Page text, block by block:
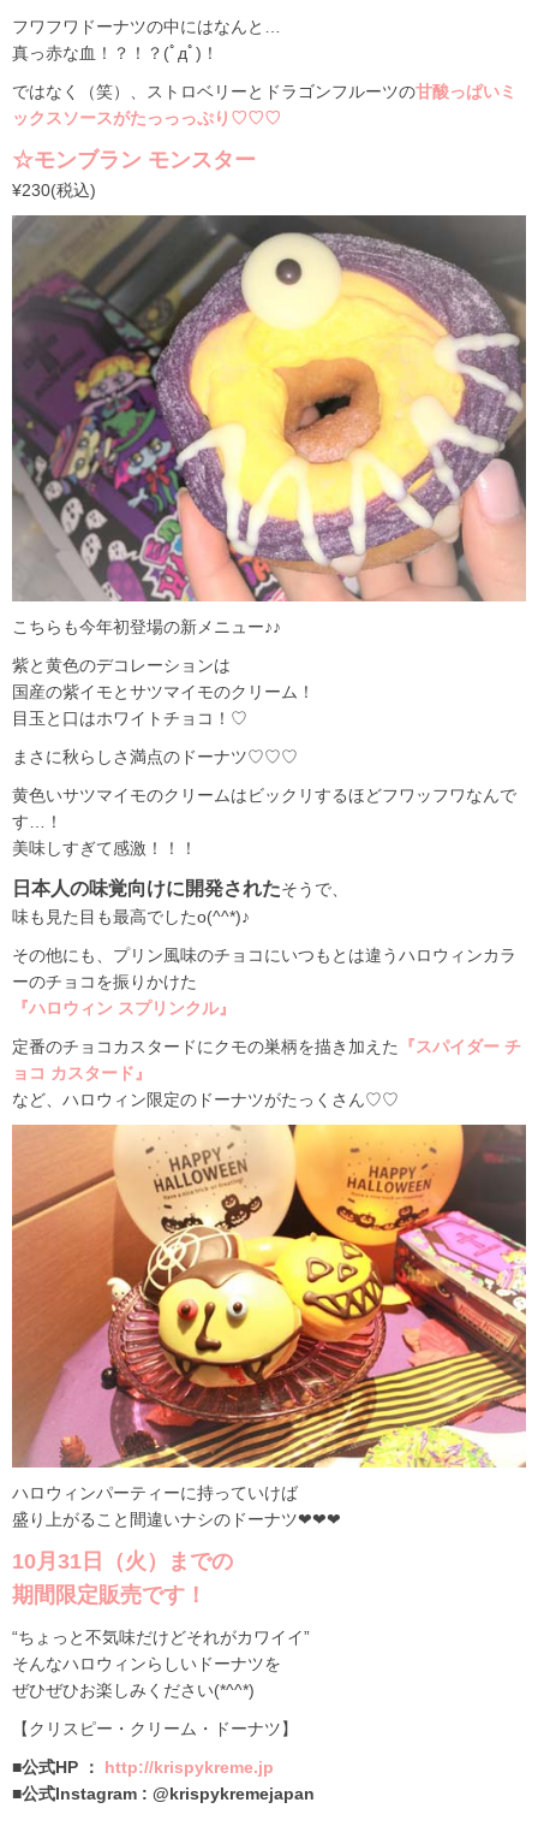
フワフワドーナツの中にはなんと…
真っ赤な血！？！？(ﾟдﾟ)！
ではなく（笑）、ストロベリーとドラゴンフルーツの甘酸っぱいミ
ックスソースがたっっっぷり♡♡♡
☆モンブラン モンスター
¥230(税込)
こちらも今年初登場の新メニュー♪♪
紫と黄色のデコレーションは
国産の紫イモとサツマイモのクリーム！
目玉と口はホワイトチョコ！♡
まさに秋らしさ満点のドーナツ♡♡♡
黄色いサツマイモのクリームはビックリするほどフワッフワなんで
す…！
美味しすぎて感激！！！
日本人の味覚向けに開発されたそうで、
味も見た目も最高でしたo(^^*)♪
その他にも、プリン風味のチョコにいつもとは違うハロウィンカラ
ーのチョコを振りかけた
『ハロウィン スプリンクル』
定番のチョコカスタードにクモの巣柄を描き加えた
『スパイダー チ
ョコ カスタード』
など、ハロウィン限定のドーナツがたっくさん♡♡
ハロウィンパーティーに持っていけば
盛り上がること間違いナシのドーナツ❤︎❤︎❤︎
10月31日（火）までの
期間限定販売です！
“ちょっと不気味だけどそれがカワイイ”
そんなハロウィンらしいドーナツを
ぜひぜひお楽しみください(*^^*)
【クリスピー・クリーム・ドーナツ】
■公式HP ：
http://krispykreme.jp
■公式Instagram : @krispykremejapan